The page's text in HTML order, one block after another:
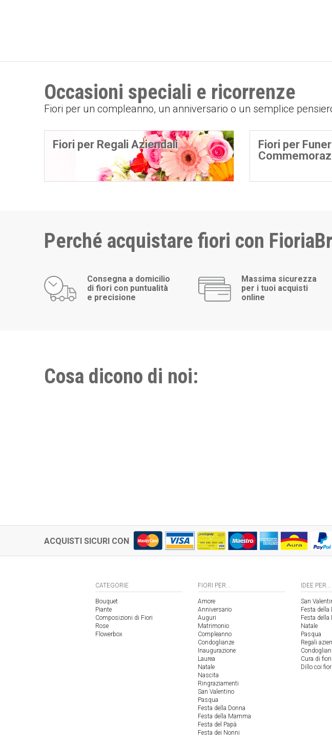
Occasioni speciali e ricorrenze
Fiori per un compleanno, un anniversario o un semplice
Fiori per Regali Aziendali
Fiori per
Perché acquistare fiori con
Consegna a domicilio
di fiori con puntualità
e precisione
Massima sicurezza
per i tuoi acquisti
online
Cosa dicono di noi:
ACQUISTI SICURI CON
CATEGORIE
Bouquet
Piante
Composizioni di Fiori
Rose
Flowerbox
FIORI PER...
Amore
Anniversario
Auguri
Matrimonio
Compleanno
Condoglianze
Inaugurazione
Laurea
Natale
Nascita
Ringraziamenti
San Valentino
Pasqua
Festa della Donna
Festa della Mamma
Festa del Papà
Festa dei Nonni
IDEE PER...
San
Festa della
Festa della
Natale
Pasqua
Regali
Cura di
Dillo coi fiori